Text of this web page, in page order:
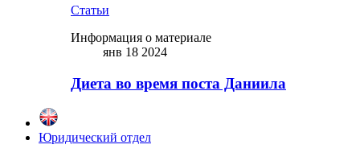
Статьи
Информация о материале
янв 18 2024
Диета во время поста Даниила
Юридический отдел